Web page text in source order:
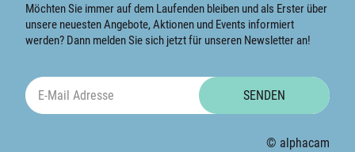
Möchten Sie immer auf dem Laufenden bleiben und als Erster über
unsere neuesten Angebote, Aktionen und Events informiert
werden? Dann melden Sie sich jetzt für unseren Newsletter an!
SENDEN
© alphacam